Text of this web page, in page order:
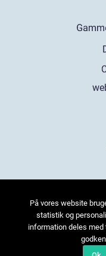
På vores website
statistik og
information deles